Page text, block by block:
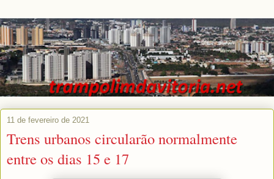
11 de fevereiro de 2021
Trens urbanos circularão normalmente
entre os dias 15 e 17